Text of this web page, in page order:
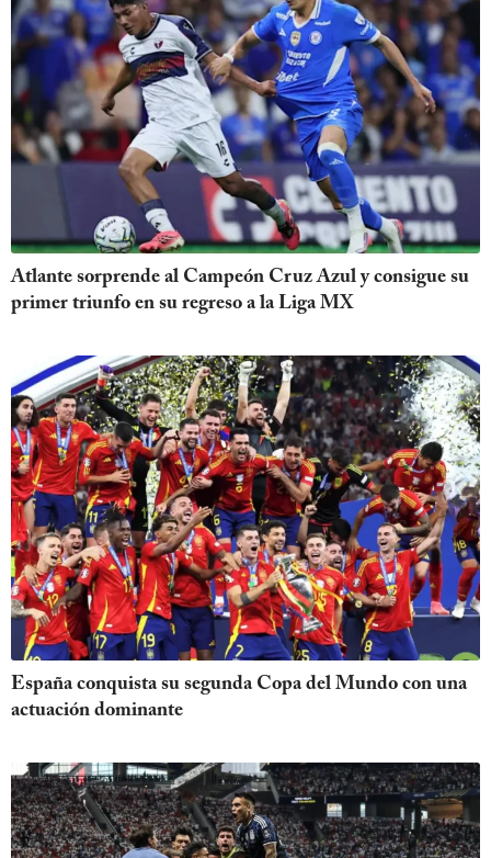
Atlante sorprende al Campeón Cruz Azul y consigue su
primer triunfo en su regreso a la Liga MX
España conquista su segunda Copa del Mundo con una
actuación dominante